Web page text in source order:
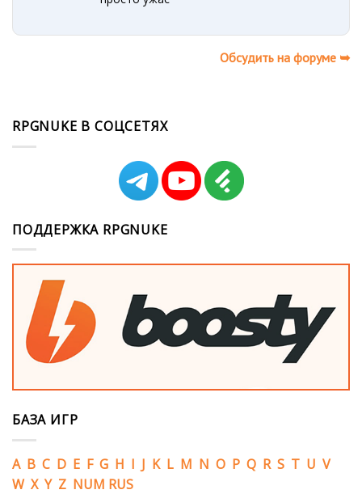
Обсудить на форуме ➥
RPGNUKE В СОЦСЕТЯХ
ПОДДЕРЖКА RPGNUKE
БАЗА ИГР
A B C D E F G H I J K L M N O P Q R S T U V
W X Y Z NUM RUS